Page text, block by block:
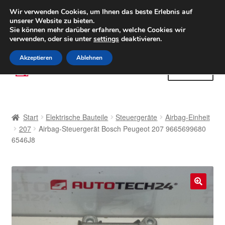
LIEFERUNG ab 6 EUR
Weltweiter Versand
(800) 500 564Mo-Fr 9-16 Uhr
Zur
Navigation
Zum
Inhalt
AGB
Beschwerdeordnung
Datenschutz-Bestimmungen
Start Elektrische Bauteile Steuergeräte
Airbag-Einheit
207
Airbag-Steuergerät Bosch Peugeot 207 9665699680
6546J8
Wir verwenden Cookies, um Ihnen das beste Erlebnis auf
unserer Website zu bieten.
Sie können mehr darüber erfahren, welche Cookies wir
verwenden, oder sie untersettings deaktivieren.
Akzeptieren Ablehnen